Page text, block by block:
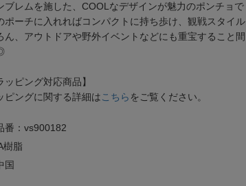
ブレムを施した、COOLなデザインが魅力のポンチョで
ポーチに入れればコンパクトに持ち歩け、観戦スタイル
ん、アウトドアや野外イベントなどにも重宝すること間
ッピング対応商品】
ピングに関する詳細は こちら をご覧ください。
番：vs900182
樹脂
国